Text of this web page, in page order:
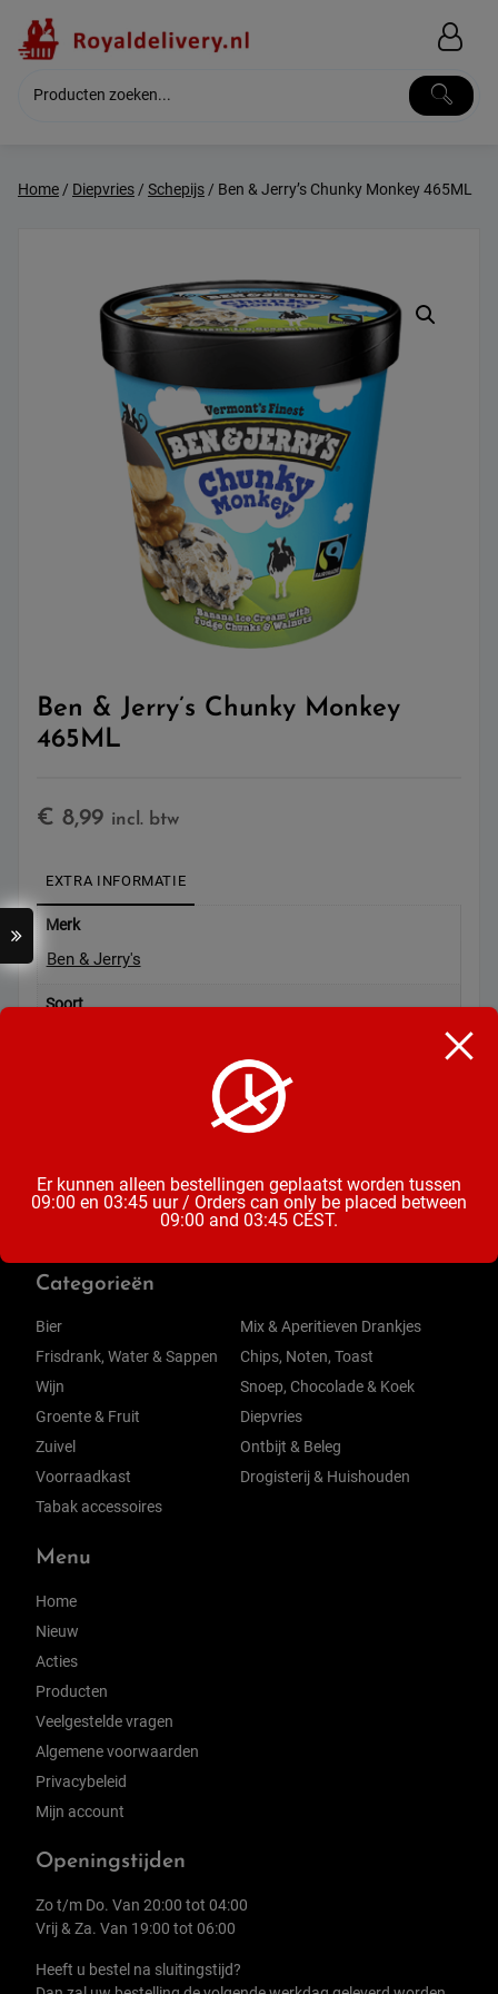
content
Home/ Diepvries/ Schepijs/ Ben & Jerry’s Chunky Monkey 465ML
Ben & Jerry’s Chunky Monkey
465ML
€ 8,99 incl. btw
EXTRA INFORMATIE
Merk
Ben & Jerry's
Soort
Categorieën
Bier
Frisdrank, Water & Sappen
Wijn
Groente & Fruit
Zuivel
Voorraadkast
Tabak accessoires
Mix & Aperitieven Drankjes
Chips, Noten, Toast
Snoep, Chocolade & Koek
Diepvries
Ontbijt & Beleg
Drogisterij & Huishouden
Menu
Home
Nieuw
Acties
Producten
Veelgestelde vragen
Algemene voorwaarden
Privacybeleid
Mijn account
Openingstijden
Zo t/m Do. Van 20:00 tot 04:00
Vrij & Za. Van 19:00 tot 06:00
Heeft u bestel na sluitingstijd?
Er kunnen alleen bestellingen geplaatst worden tussen
09:00 en 03:45 uur / Orders can only be placed between
09:00 and 03:45 CEST.